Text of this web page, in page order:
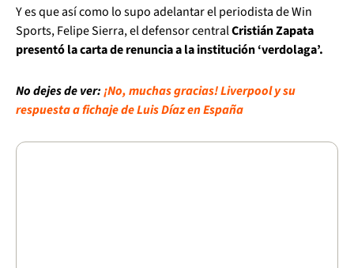
Y es que así como lo supo adelantar el periodista de Win
Sports, Felipe Sierra, el defensor centralCristián Zapata
presentó la carta de renuncia a la institución ‘verdolaga’.
No dejes de ver:¡No, muchas gracias! Liverpool y su
respuesta a fichaje de Luis Díaz en España